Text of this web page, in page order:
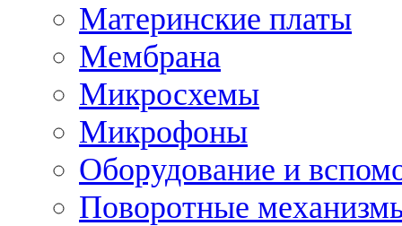
Материнские платы
Мембрана
Микросхемы
Микрофоны
Оборудование и
Поворотные